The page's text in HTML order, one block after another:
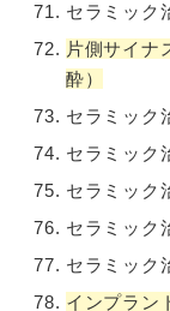
セラミック
片側サイナ
酔）
セラミック
セラミック
セラミック
セラミック
セラミック
インプラン